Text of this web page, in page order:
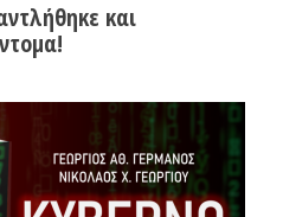
και